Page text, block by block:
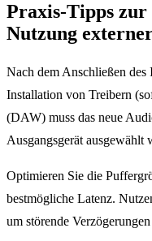
Praxis-Tipps
Nutzung
Nach dem Anschließen
Installation von Treibern
(DAW) muss das neue
Ausgangsgerät ausgewählt
Optimieren Sie die
bestmögliche Latenz.
um störende